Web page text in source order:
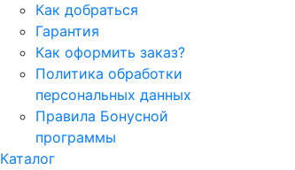
Как добраться
Гарантия
Как оформить заказ?
Политика обработки
персональных данных
Правила Бонусной
программы
Каталог